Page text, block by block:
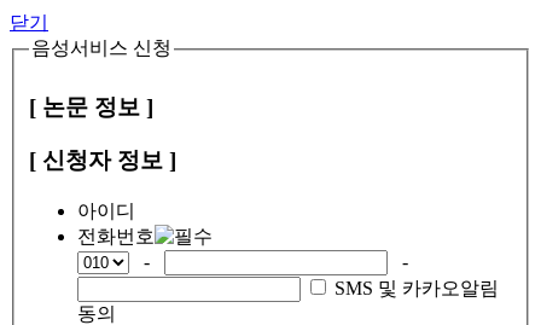
닫기
음성서비스 신청
[ 논문 정보 ]
[ 신청자 정보 ]
아이디
전화번호
-
-
SMS 및 카카오알림
동의